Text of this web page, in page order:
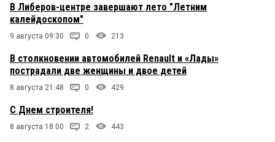
В Либеров-центре завершают лето "Летним
калейдоскопом"
9 августа 09:30 0 213
В столкновении автомобилей Renault и «Лады»
пострадали две женщины и двое детей
8 августа 21:48 0 429
С Днем строителя!
8 августа 18:00 2 443